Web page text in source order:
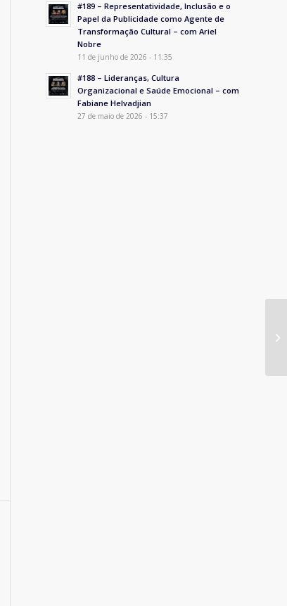
#189 – Representatividade, Inclusão e o
Papel da Publicidade como Agente de
Transformação Cultural – com Ariel
Nobre
11 de junho de 2026 - 11:35
#188 – Lideranças, Cultura
Organizacional e Saúde Emocional – com
Fabiane Helvadjian
27 de maio de 2026 - 15:37